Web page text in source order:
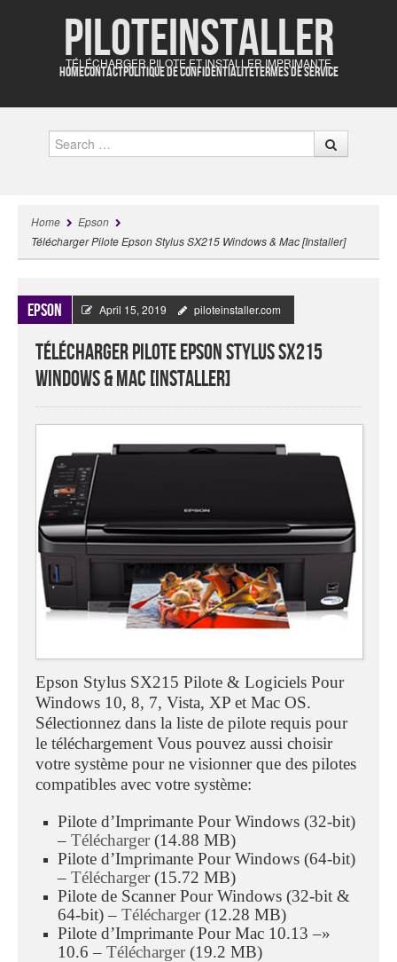
Piloteinstaller
TÉLÉCHARGER PILOTE ET INSTALLER IMPRIMANTE
HOMECONTACTPOLITIQUE DE CONFIDENTIALITÉTERMES DE SERVICE
Search
Home
Epson
Télécharger Pilote Epson Stylus SX215 Windows & Mac [Installer]
Epson April 15, 2019 piloteinstaller.com
Télécharger Pilote Epson Stylus SX215
Windows & Mac [Installer]
Epson Stylus SX215 Pilote & Logiciels Pour
Windows 10, 8, 7, Vista, XP et Mac OS.
Sélectionnez dans la liste de pilote requis pour
le téléchargement Vous pouvez aussi choisir
votre système pour ne visionner que des pilotes
compatibles avec votre système:
Pilote d’Imprimante Pour Windows (32-bit)
– Télécharger(14.88 MB)
Pilote d’Imprimante Pour Windows (64-bit)
– Télécharger(15.72 MB)
Pilote de Scanner Pour Windows (32-bit &
64-bit) – Télécharger(12.28 MB)
Pilote d’Imprimante Pour Mac 10.13 –»
10.6 – Télécharger(19.2 MB)